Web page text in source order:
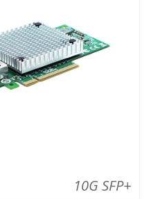
10G SFP+